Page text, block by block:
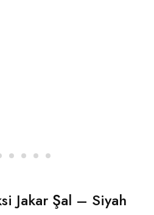
Jakar Şal – Siyah